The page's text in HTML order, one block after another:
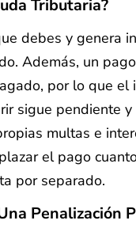
Tributaria?
debes y genera
Además, un
por lo que el
sigue pendiente
multas e
el pago
por separado.
Penalización